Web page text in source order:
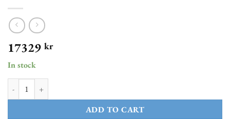
17329 kr
In stock
ADD TO CART